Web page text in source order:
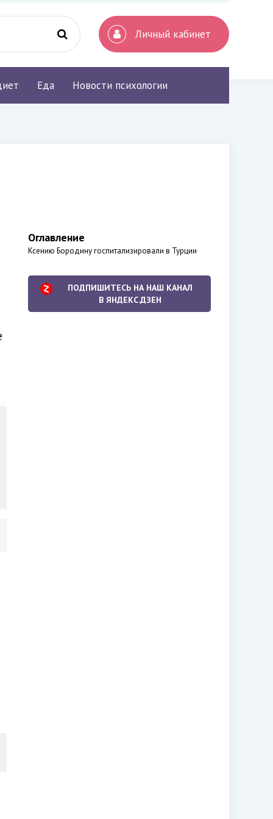
Личный кабинет
Еда Новости психологии
Оглавление
Ксению Бородину госпитализировали в Турции
ПОДПИШИТЕСЬ НА НАШ КАНАЛ
В ЯНДЕКС.ДЗЕН